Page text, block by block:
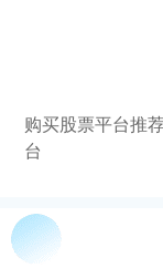
购买股票平台推
台